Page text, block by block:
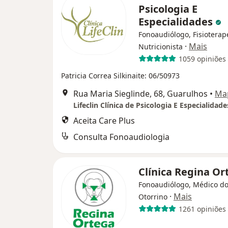
Psicologia E
Especialidades
Fonoaudiólogo,
Nutricionista · Mais
1059 opiniões
Patricia Correa Silkinaite: 06/50973
Rua Maria Sieglinde, 68, Guarulhos •
Lifeclin Clínica de Psicologia E
Aceita Care Plus
Consulta Fonoaudiologia
Clínica Regina
Fonoaudiólogo, Médico
Otorrino · Mais
1261 opiniões